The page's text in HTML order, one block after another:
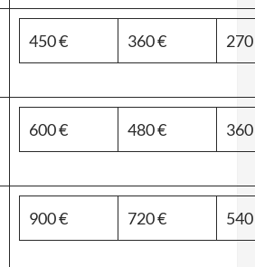
450 € 360 €
600 € 480 €
900 € 720 €